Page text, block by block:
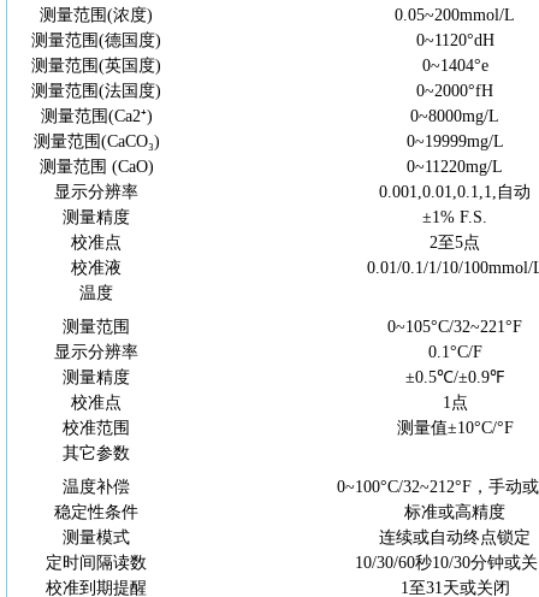
测量范围(浓度)
0.05~200mmol/L
测量范围(德国度)
0~1120°dH
测量范围(英国度)
0~1404°e
测量范围(法国度)
0~2000°fH
测量范围 (Ca2⁺)
0~8000mg/L
测量范围 (CaCO₃)
0~19999mg/L
测量范围 (CaO)
0~11220mg/L
显示分辨率
0.001,0.01,0.1,1,自动
测量精度
±1% F.S.
校准点
2至5点
校准液
0.01/0.1/1/10/100mmol/
温度
测量范围
0~105°C/32~221°F
显示分辨率
0.1°C/F
测量精度
±0.5℃/±0.9℉
校准点
1点
校准范围
测量值±10°C/°F
其它参数
温度补偿
0~100°C/32~212°F，手动
稳定性条件
标准或高精度
测量模式
连续或自动终点锁定
定时间隔读数
10/30/60秒10/30分钟或
校准到期提醒
1至31天或关闭